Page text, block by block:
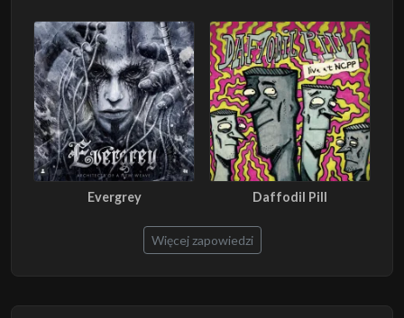
Evergrey Daffodil Pill
Więcej zapowiedzi